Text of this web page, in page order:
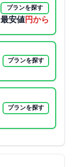
プランを探す
最安値2475円から
プランを探す
プランを探す